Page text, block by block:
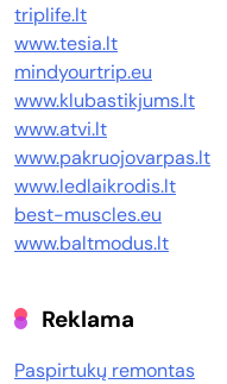
triplife.lt
www.tesia.lt
mindyourtrip.eu
www.klubastikjums.lt
www.atvi.lt
www.pakruojovarpas.lt
www.ledlaikrodis.lt
best-muscles.eu
www.baltmodus.lt
Reklama
Paspirtukų remontas